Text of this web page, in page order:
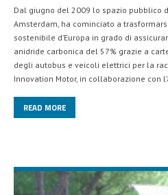
Dal giugno del 2009 lo spazio pubblico
Amsterdam, ha cominciato a
sostenibile d’Europa in grado di
anidride carbonica del 57% grazie a
degli autobus e veicoli elettrici per la
Innovation Motor, in collaborazione con
READ MORE